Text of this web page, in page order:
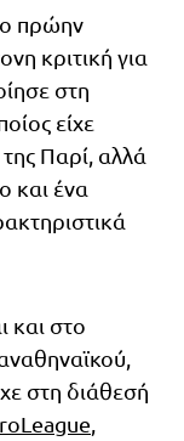
πρώην
κριτική για
στη
είχε
Παρί, αλλά
και ένα
και στο
στη διάθεσή